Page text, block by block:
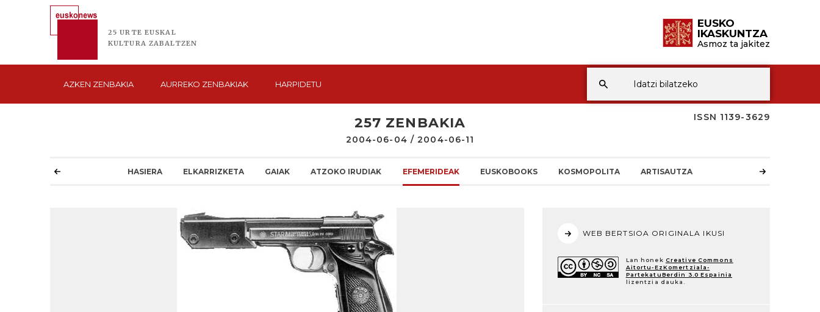
25 URTE EUSKAL
KULTURA ZABALTZEN
EUSKO
IKASKUNTZA
Asmoz ta jakitez
AZKEN ZENBAKIA AURREKO ZENBAKIAK HARPIDETU
ISSN 1139-3629
257 ZENBAKIA
2004-06-04 / 2004-06-11
HASIERA ELKARRIZKETA GAIAK ATZOKO IRUDIAK EFEMERIDEAK EUSKOBOOKS KOSMOPOLITA ARTISAUTZA
WEB BERTSIOA ORIGINALA IKUSI
Lan honek Creative Commons
Aitortu-EzKomertziala-
PartekatuBerdin 3.0 Espainia
lizentzia dauka.